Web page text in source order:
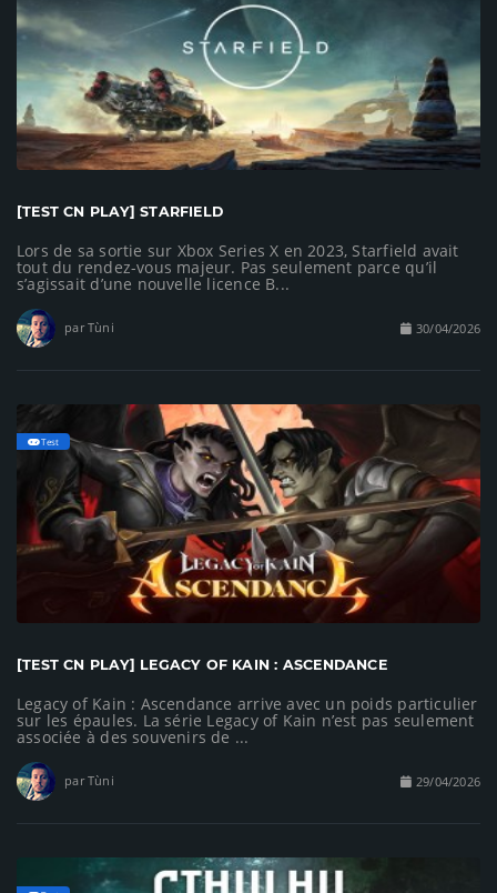
[TEST CN PLAY] STARFIELD
Lors de sa sortie sur Xbox Series X en 2023, Starfield avait
tout du rendez-vous majeur. Pas seulement parce qu’il
s’agissait d’une nouvelle licence B...
par Tùni 30/04/2026
Test
[TEST CN PLAY] LEGACY OF KAIN : ASCENDANCE
Legacy of Kain : Ascendance arrive avec un poids particulier
sur les épaules. La série Legacy of Kain n’est pas seulement
associée à des souvenirs de ...
par Tùni 29/04/2026